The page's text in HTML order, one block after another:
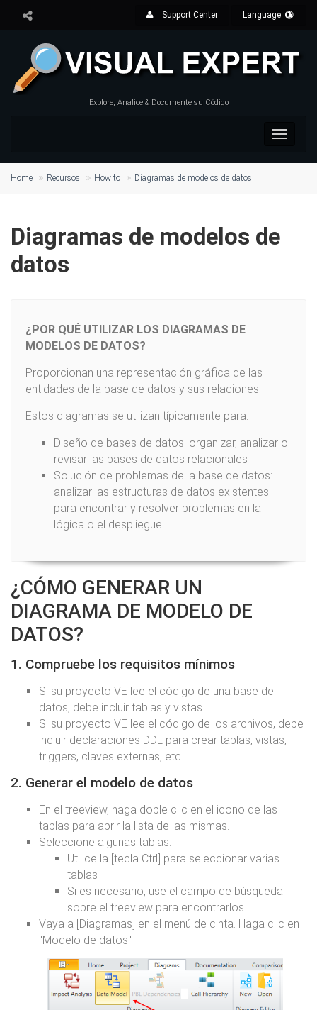
Support Center Language
Explore, Analice & Documente su Código
Toggle
Home Recursos How to Diagramas de modelos de datos
Diagramas de modelos de
datos
¿POR QUÉ UTILIZAR LOS DIAGRAMAS DE
MODELOS DE DATOS?
Proporcionan una representación gráfica de las
entidades de la base de datos y sus relaciones.
Estos diagramas se utilizan típicamente para:
Diseño de bases de datos: organizar, analizar o
revisar las bases de datos relacionales
Solución de problemas de la base de datos:
analizar las estructuras de datos existentes
para encontrar y resolver problemas en la
lógica o el despliegue.
¿CÓMO GENERAR UN
DIAGRAMA DE MODELO DE
DATOS?
1. Compruebe los requisitos mínimos
Si su proyecto VE lee el código de una base de
datos, debe incluir tablas y vistas.
Si su proyecto VE lee el código de los archivos, debe
incluir declaraciones DDL para crear tablas, vistas,
triggers, claves externas, etc.
2. Generar el modelo de datos
En el treeview, haga doble clic en el icono de las
tablas para abrir la lista de las mismas.
Seleccione algunas tablas:
Utilice la [tecla Ctrl] para seleccionar varias
tablas
Si es necesario, use el campo de búsqueda
sobre el treeview para encontrarlos.
Vaya a [Diagramas] en el menú de cinta. Haga clic en
"Modelo de datos"